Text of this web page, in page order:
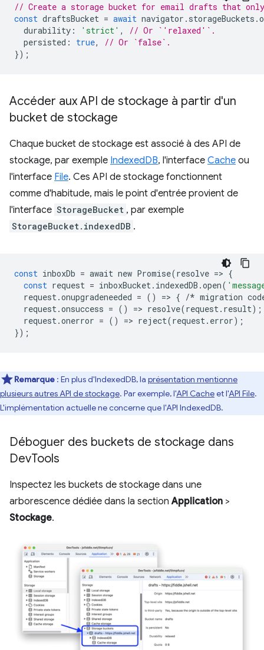
// Create a storage bucket for email drafts that
const draftsBucket = await navigator . storageBuckets .
durability : 'strict' ,
// Or `'relaxed'`.
persisted : true,
// Or `false`.
});
Accéder aux API de stockage à partir d'un
bucket de stockage
Chaque bucket de stockage est associé à des API de
stockage, par exemple IndexedDB, l'interface Cache ou
l'interface File. Ces API de stockage fonctionnent
comme d'habitude, mais le point d'entrée provient de
l'interface StorageBucket , par exemple
StorageBucket.indexedDB .
const inboxDb = await new Promise(resolve => {
const request = inboxBucket. indexedDB .open(
request.onupgradeneeded = () => { /* migration
request.onsuccess = () => resolve(request. result);
request.onerror = () => reject(request. error);
});
Remarque : En plus d'IndexedDB, la présentation mentionne
plusieurs autres API de stockage. Par exemple, l'API Cacheet l'API File.
L'implémentation actuelle ne concerne que l'API IndexedDB.
Déboguer des buckets de stockage dans
DevTools
Inspectez les buckets de stockage dans une
arborescence dédiée dans la sectionApplication >
Stockage.